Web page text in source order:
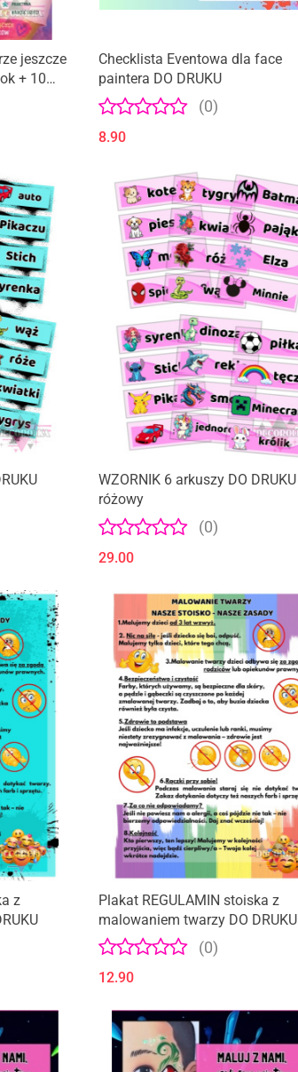
jeszcze
+ 10
Checklista Eventowa dla face
paintera DO DRUKU
(0)
8.90
WZORNIK 6 arkuszy DO DRUKU
różowy
(0)
29.00
z
Plakat REGULAMIN stoiska z
malowaniem twarzy DO DRUKU
TĘCZA
(0)
12.90